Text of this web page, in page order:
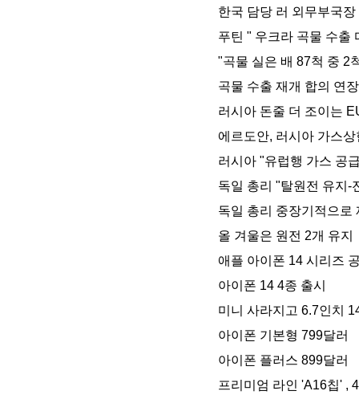
한국 담당 러 외무부국
푸틴 " 우크라 곡물 수출
"곡물 실은 배 87척 중 2
곡물 수출 재개 합의 연
러시아 돈줄 더 조이는
에르도안, 러시아 가스
러시아 "유럽행 가스 공
독일 총리 "탈원전 유지-
독일 총리 중장기적으로
올 겨울은 원전 2개 유지
애플 아이폰 14 시리즈
아이폰 14 4종 출시
미니 사라지고 6.7인치
아이폰 기본형 799달러
아이폰 플러스 899달러
프리미엄 라인 'A16칩' ,